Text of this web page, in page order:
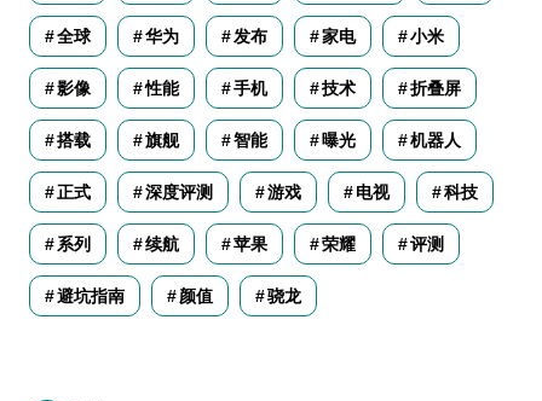
全球 华为 发布 家电 小米
影像 性能 手机 技术 折叠屏
搭载 旗舰 智能 曝光 机器人
正式 深度评测 游戏 电视 科技
系列 续航 苹果 荣耀 评测
避坑指南 颜值 骁龙